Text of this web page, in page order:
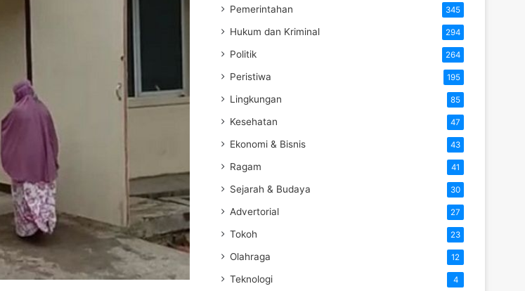
Pemerintahan 345
Hukum dan Kriminal 294
Politik 264
Peristiwa 195
Lingkungan 85
Kesehatan 47
Ekonomi & Bisnis 43
Ragam 41
Sejarah & Budaya 30
Advertorial 27
Tokoh 23
Olahraga 12
Teknologi 4